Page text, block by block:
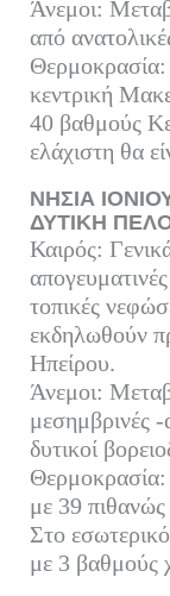
Άνεμοι:
από
κεντρική
40 βαθμούς
ελάχιστη θα
ΝΗΣΙΑ
ΔΥΤΙΚΗ
Καιρός:
τοπικές
εκδηλωθούν
Ηπείρου.
Άνεμοι:
μεσημβρινές
δυτικοί
με 39
Στο
με 3 βαθμούς